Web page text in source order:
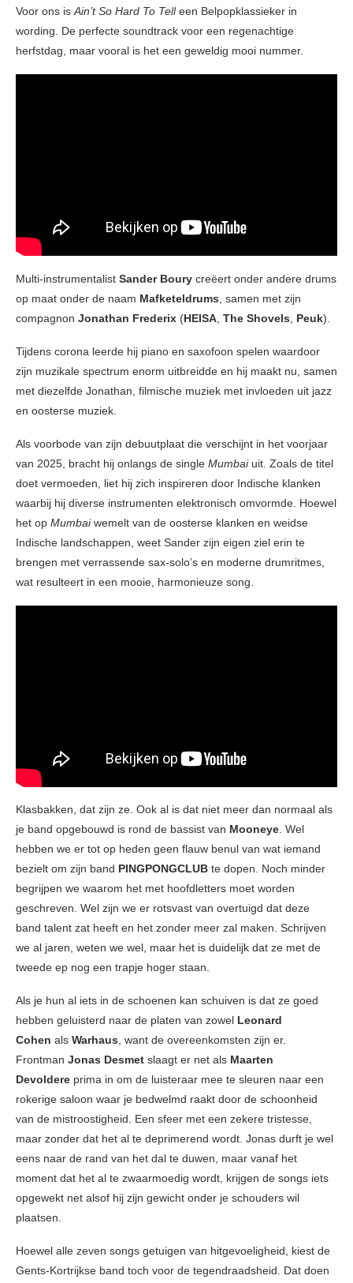
Voor ons isAin’t So Hard To Telleen Belpopklassieker in
wording. De perfecte soundtrack voor een regenachtige
herfstdag, maar vooral is het een geweldig mooi nummer.
Multi-instrumentalist Sander Boury creëert onder andere drums
op maat onder de naam Mafketeldrums , samen met zijn
compagnon Jonathan Frederix (HEISA The Shovels Peuk).
Tijdens corona leerde hij piano en saxofoon spelen waardoor
zijn muzikale spectrum enorm uitbreidde en hij maakt nu, samen
met diezelfde Jonathan, filmische muziek met invloeden uit jazz
en oosterse muziek.
Als voorbode van zijn debuutplaat die verschijnt in het voorjaar
van 2025, bracht hij onlangs de single Mumbaiuit. Zoals de titel
doet vermoeden, liet hij zich inspireren door Indische klanken
waarbij hij diverse instrumenten elektronisch omvormde. Hoewel
het op Mumbaiwemelt van de oosterse klanken en weidse
Indische landschappen, weet Sander zijn eigen ziel erin te
brengen met verrassende sax-solo’s en moderne drumritmes,
wat resulteert in een mooie, harmonieuze song.
Klasbakken, dat zijn ze. Ook al is dat niet meer dan normaal als
je band opgebouwd is rond de bassist van Mooneye. Wel
hebben we er tot op heden geen flauw benul van wat iemand
bezielt om zijn band PINGPONGCLUB te dopen. Noch minder
begrijpen we waarom het met hoofdletters moet worden
geschreven. Wel zijn we er rotsvast van overtuigd dat deze
band talent zat heeft en het zonder meer zal maken. Schrijven
we al jaren, weten we wel, maar het is duidelijk dat ze met de
tweede ep nog een trapje hoger staan.
Als je hun al iets in de schoenen kan schuiven is dat ze goed
hebben geluisterd naar de platen van zowel Leonard
Cohen als Warhaus, want de overeenkomsten zijn er.
Frontman Jonas Desmet slaagt er net als Maarten
Devoldere prima in om de luisteraar mee te sleuren naar een
rokerige saloon waar je bedwelmd raakt door de schoonheid
van de mistroostigheid. Een sfeer met een zekere tristesse,
maar zonder dat het al te deprimerend wordt. Jonas durft je wel
eens naar de rand van het dal te duwen, maar vanaf het
moment dat het al te zwaarmoedig wordt, krijgen de songs iets
opgewekt net alsof hij zijn gewicht onder je schouders wil
plaatsen.
Hoewel alle zeven songs getuigen van hitgevoeligheid, kiest de
Gents-Kortrijkse band toch voor de tegendraadsheid. Dat doen